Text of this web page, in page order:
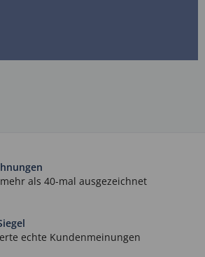
als 40-mal ausgezeichnet
echte Kundenmeinungen